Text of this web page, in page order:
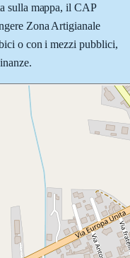
sulla mappa, il CAP
Zona Artigianale
o con i mezzi pubblici,